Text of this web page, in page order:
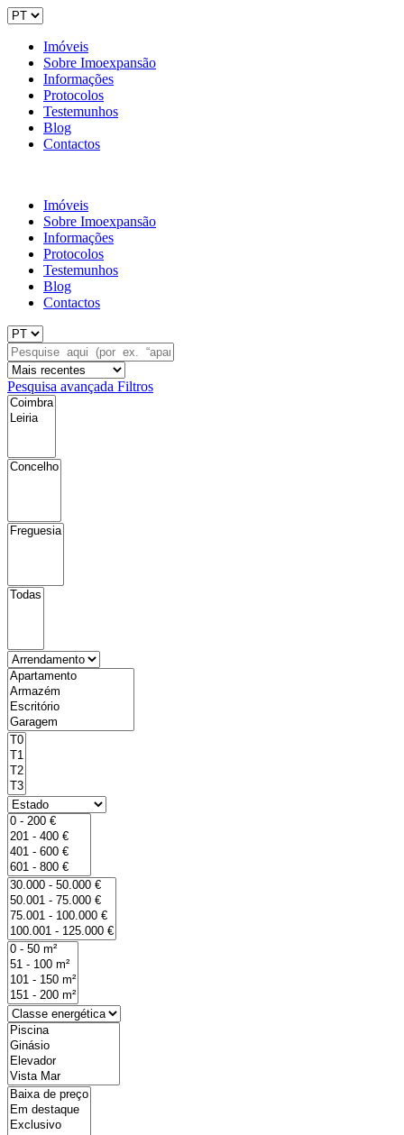
Imóveis
Sobre Imoexpansão
Informações
Protocolos
Testemunhos
Blog
Contactos
Imóveis
Sobre Imoexpansão
Informações
Protocolos
Testemunhos
Blog
Contactos
Pesquisa avançada Filtros